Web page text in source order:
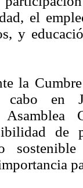
el
y
la
en
de